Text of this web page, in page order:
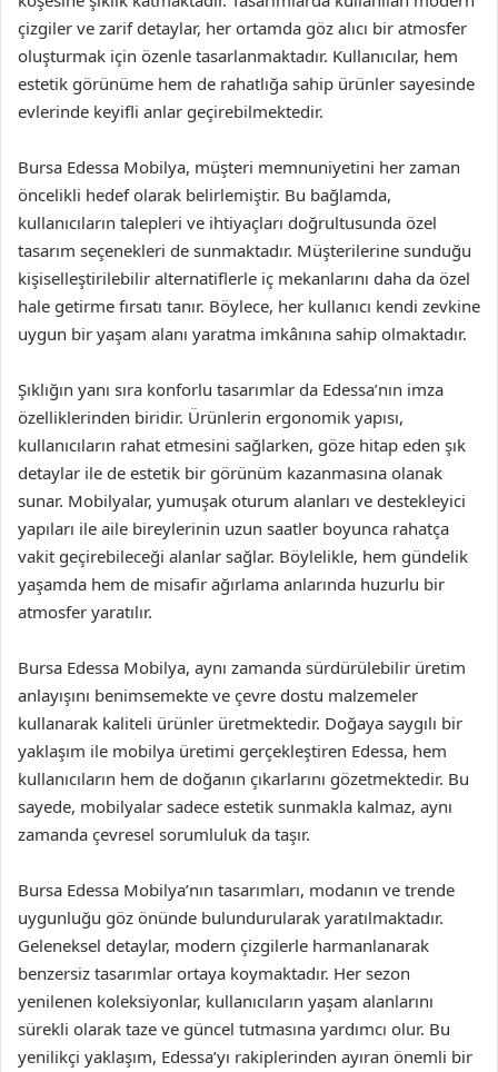
çizgiler ve zarif detaylar, her ortamda göz alıcı bir atmosfer
oluşturmak için özenle tasarlanmaktadır. Kullanıcılar, hem
estetik görünüme hem de rahatlığa sahip ürünler sayesinde
evlerinde keyifli anlar geçirebilmektedir.
Bursa Edessa Mobilya, müşteri memnuniyetini her zaman
öncelikli hedef olarak belirlemiştir. Bu bağlamda,
kullanıcıların talepleri ve ihtiyaçları doğrultusunda özel
tasarım seçenekleri de sunmaktadır. Müşterilerine sunduğu
kişiselleştirilebilir alternatiflerle iç mekanlarını daha da özel
hale getirme fırsatı tanır. Böylece, her kullanıcı kendi zevkine
uygun bir yaşam alanı yaratma imkânına sahip olmaktadır.
Şıklığın yanı sıra konforlu tasarımlar da Edessa’nın imza
özelliklerinden biridir. Ürünlerin ergonomik yapısı,
kullanıcıların rahat etmesini sağlarken, göze hitap eden şık
detaylar ile de estetik bir görünüm kazanmasına olanak
sunar. Mobilyalar, yumuşak oturum alanları ve destekleyici
yapıları ile aile bireylerinin uzun saatler boyunca rahatça
vakit geçirebileceği alanlar sağlar. Böylelikle, hem gündelik
yaşamda hem de misafir ağırlama anlarında huzurlu bir
atmosfer yaratılır.
Bursa Edessa Mobilya, aynı zamanda sürdürülebilir üretim
anlayışını benimsemekte ve çevre dostu malzemeler
kullanarak kaliteli ürünler üretmektedir. Doğaya saygılı bir
yaklaşım ile mobilya üretimi gerçekleştiren Edessa, hem
kullanıcıların hem de doğanın çıkarlarını gözetmektedir. Bu
sayede, mobilyalar sadece estetik sunmakla kalmaz, aynı
zamanda çevresel sorumluluk da taşır.
Bursa Edessa Mobilya’nın tasarımları, modanın ve trende
uygunluğu göz önünde bulundurularak yaratılmaktadır.
Geleneksel detaylar, modern çizgilerle harmanlanarak
benzersiz tasarımlar ortaya koymaktadır. Her sezon
yenilenen koleksiyonlar, kullanıcıların yaşam alanlarını
sürekli olarak taze ve güncel tutmasına yardımcı olur. Bu
yenilikçi yaklaşım, Edessa’yı rakiplerinden ayıran önemli bir